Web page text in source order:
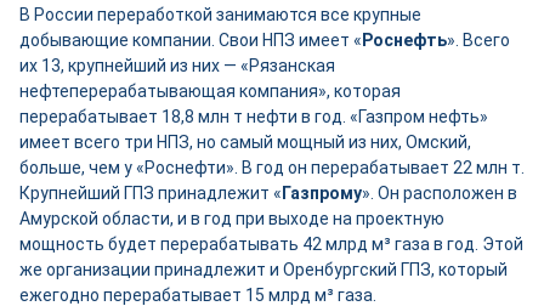
В России переработкой занимаются все крупные
добывающие компании. Свои НПЗ имеет « Роснефть». Всего
их 13, крупнейший из них — «Рязанская
нефтеперерабатывающая компания», которая
перерабатывает 18,8 млн т нефти в год. «Газпром нефть»
имеет всего три НПЗ, но самый мощный из них, Омский,
больше, чем у «Роснефти». В год он перерабатывает 22 млн т.
Крупнейший ГПЗ принадлежит « Газпрому». Он расположен в
Амурской области, и в год при выходе на проектную
мощность будет перерабатывать 42 млрд м³ газа в год. Этой
же организации принадлежит и Оренбургский ГПЗ, который
ежегодно перерабатывает 15 млрд м³ газа.